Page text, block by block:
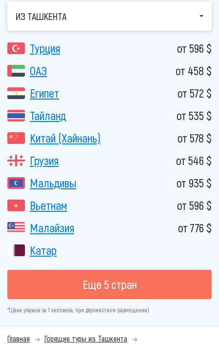
ИЗ ТАШКЕНТА
Турция
от 596 $
ОАЭ
от 458 $
Египет
от 572 $
Тайланд
от 535 $
Китай (Хайнань)
от 578 $
Грузия
от 546 $
Мальдивы
от 935 $
Вьетнам
от 596 $
Малайзия
от 776 $
Катар
Еще 5 стран
*(Цена указана за 1 человека, при двухместном размещении)
Главная
Горящие туры из Ташкента